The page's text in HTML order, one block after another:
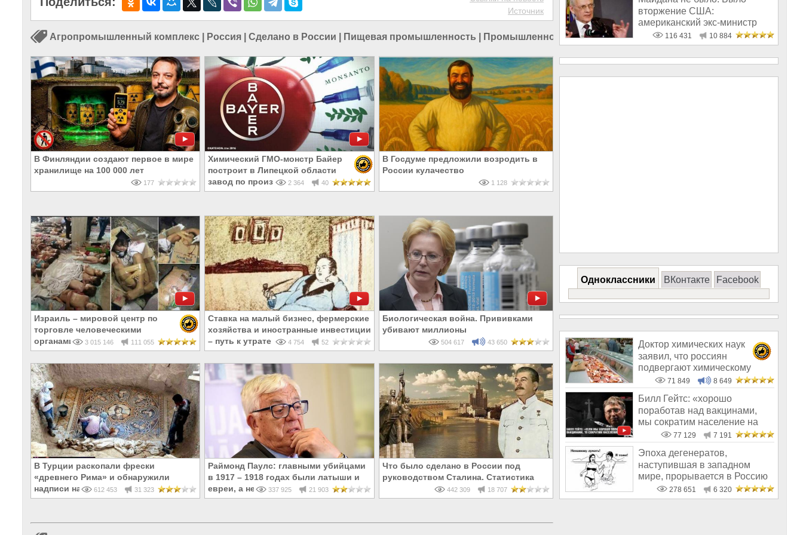
Источник
Агропромышленный комплекс Россия Сделано в России Пищевая промышленность Промышленность в России
В Финляндии создают первое в мире
хранилище на 100 000 лет
177
Химический ГМО-монстр Байер
построит в Липецкой области
завод по производству агрохимии
2 364 40
В Госдуме предложили возродить в
России кулачество
1 128
Израиль – мировой центр по
торговле человеческими
органами
3 015 146 111 055
Ставка на малый бизнес, фермерские
хозяйства и иностранные инвестиции
– путь к утрате суверенитета
4 754 52
Биологическая война. Прививками
убивают миллионы
504 617 43 650
В Турции раскопали фрески
«древнего Рима» и обнаружили
надписи на Русском!
612 453 31 323
Раймонд Паулс: главными убийцами
в 1917 – 1918 годах были латыши и
евреи, а не русские
337 925 21 903
Что было сделано в России под
руководством Сталина. Статистика
442 309 18 707
вторжение США:
американский экс-министр
написал открытое пись
116 431 10 884
Одноклассники ВКонтакте Facebook
Доктор химических наук
заявил, что россиян
подвергают химическому
геноциду71 849 8 649
Билл Гейтс: «хорошо
поработав над вакцинами,
мы сократим население на
10-15%»77 129 7 191
Эпоха дегенератов,
наступившая в западном
мире, прорывается в Россию
278 651 6 320